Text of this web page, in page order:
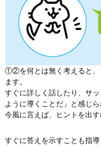
①②を何とは無く考えると、
ます。
すぐに詳しく話したり、サ
ように導くことだ」と感じら
今風に言えば、ヒントを出す
すぐに答えを示すことも指